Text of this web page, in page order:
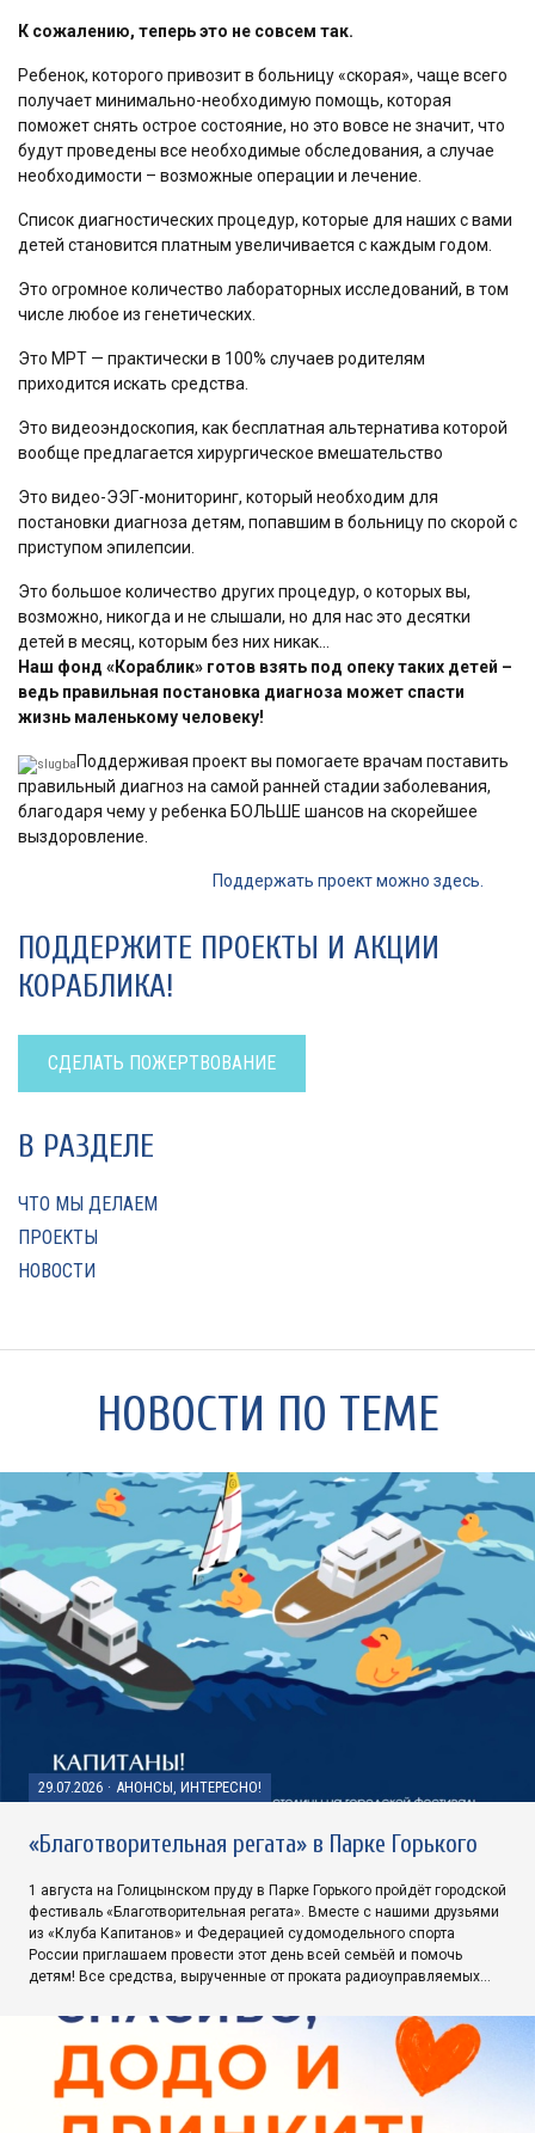
К сожалению, теперь это не совсем так.
Ребенок, которого привозит в больницу «скорая», чаще всего
получает минимально-необходимую помощь, которая
поможет снять острое состояние, но это вовсе не значит, что
будут проведены все необходимые обследования, а случае
необходимости – возможные операции и лечение.
Список диагностических процедур, которые для наших с вами
детей становится платным увеличивается с каждым годом.
Это огромное количество лабораторных исследований, в том
числе любое из генетических.
Это МРТ — практически в 100% случаев родителям
приходится искать средства.
Это видеоэндоскопия, как бесплатная альтернатива которой
вообще предлагается хирургическое вмешательство
Это видео-ЭЭГ-мониторинг, который необходим для
постановки диагноза детям, попавшим в больницу по скорой с
приступом эпилепсии.
Это большое количество других процедур, о которых вы,
возможно, никогда и не слышали, но для нас это десятки
детей в месяц, которым без них никак…
Наш фонд «Кораблик» готов взять под опеку таких детей –
ведь правильная постановка диагноза может спасти
жизнь маленькому человеку!
Поддерживая проект вы помогаете врачам поставить
правильный диагноз на самой ранней стадии заболевания,
благодаря чему у ребенка БОЛЬШЕ шансов на скорейшее
выздоровление.
Поддержать проект можно здесь.
ПОДДЕРЖИТЕ ПРОЕКТЫ И АКЦИИ
КОРАБЛИКА!
СДЕЛАТЬ ПОЖЕРТВОВАНИЕ
В РАЗДЕЛЕ
ЧТО МЫ ДЕЛАЕМ
ПРОЕКТЫ
НОВОСТИ
НОВОСТИ ПО ТЕМЕ
29.07.2026 · АНОНСЫ, ИНТЕРЕСНО!
«Благотворительная регата» в Парке Горького
1 августа на Голицынском пруду в Парке Горького пройдёт городской
фестиваль «Благотворительная регата». Вместе с нашими друзьями
из «Клуба Капитанов» и Федерацией судомодельного спорта
России приглашаем провести этот день всей семьёй и помочь
детям! Все средства, вырученные от проката радиоуправляемых…